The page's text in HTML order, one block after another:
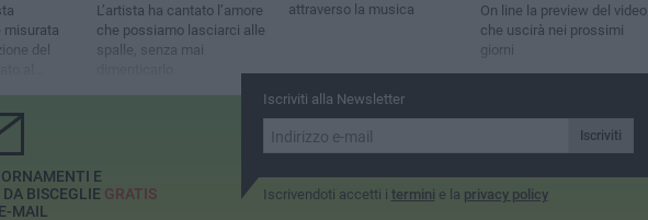
misurata
del
L’artista ha cantato l’amore
che possiamo lasciarci alle
spalle, senza mai
attraverso la musica
On line la preview del video
che uscirà nei prossimi
giorni
Iscriviti alla Newsletter
Iscriviti
Iscrivendoti accetti i termini e la privacy policy
E
BISCEGLIE GRATIS
MAIL